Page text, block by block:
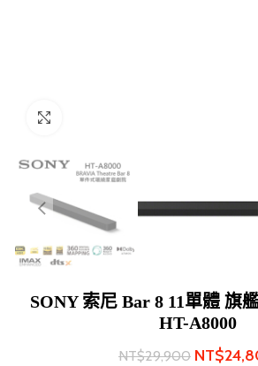
SONY 索尼 Bar 8 11單體 旗
HT-A8000
NT$29,900 NT$